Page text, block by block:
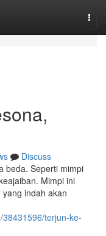
Discuss
beda. Seperti mimpi
Mimpi ini
indah akan
terjun-ke-